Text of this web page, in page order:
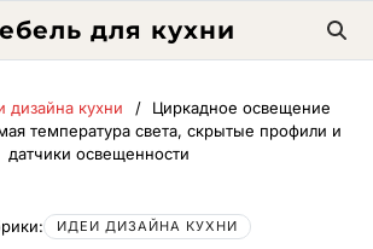
для кухни
дизайна кухни
Циркадное освещение
температура света, скрытые профили и
датчики освещенности
ИДЕИ ДИЗАЙНА КУХНИ